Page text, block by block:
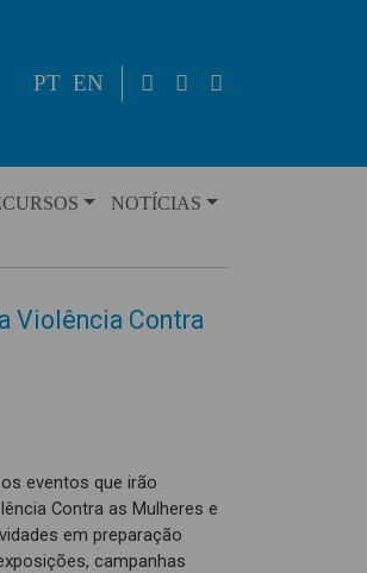
PT EN
NOTÍCIAS
Violência Contra
eventos que irão
Contra as Mulheres e
em preparação
campanhas